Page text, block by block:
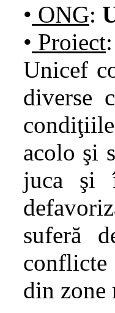
• ONG:
• Proiect:
Unicef
diverse
acolo şi
juca şi
suferă
conflicte
din zone